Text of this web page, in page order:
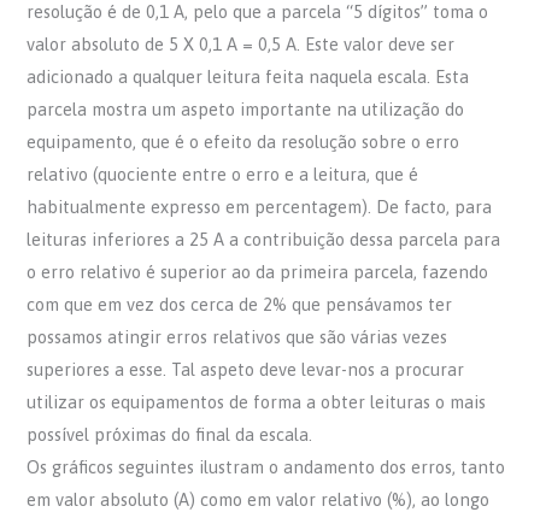
resolução é de 0,1 A, pelo que a parcela “5 dígitos” toma o
valor absoluto de 5 X 0,1 A = 0,5 A. Este valor deve ser
adicionado a qualquer leitura feita naquela escala. Esta
parcela mostra um aspeto importante na utilização do
equipamento, que é o efeito da resolução sobre o erro
relativo (quociente entre o erro e a leitura, que é
habitualmente expresso em percentagem). De facto, para
leituras inferiores a 25 A a contribuição dessa parcela para
o erro relativo é superior ao da primeira parcela, fazendo
com que em vez dos cerca de 2% que pensávamos ter
possamos atingir erros relativos que são várias vezes
superiores a esse. Tal aspeto deve levar-nos a procurar
utilizar os equipamentos de forma a obter leituras o mais
possível próximas do final da escala.
Os gráficos seguintes ilustram o andamento dos erros, tanto
em valor absoluto (A) como em valor relativo (%), ao longo